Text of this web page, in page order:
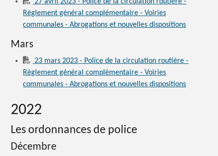
Règlement général complémentaire - Voiries
communales - Abrogations et nouvelles dispositions
Mars
23 mars 2023 - Police de la circulation routière -
Règlement général complémentaire - Voiries
communales - Abrogations et nouvelles dispositions
2022
Les ordonnances de police
Décembre